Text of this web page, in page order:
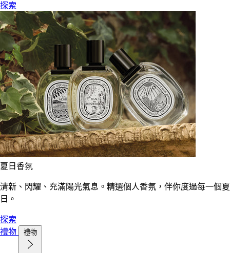
探索
夏日香氛
清新、閃耀、充滿陽光氣息。精選個人香氛，伴你度過每一個夏
日。
探索
禮物
禮物